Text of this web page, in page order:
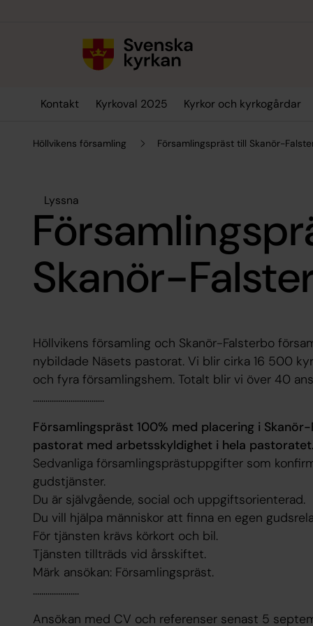
Kontakt Kyrkoval 2025 Kyrkor och kyrkogårdar
Höllvikens församling Församlingspräst till Skanör-
Lyssna
Skanör-
Höllvikens församling och Skanör-Falsterbo
nybildade Näsets pastorat. Vi blir cirka 16 500
och fyra församlingshem. Totalt blir vi över 40
..................................
Församlingspräst 100% med placering i
pastorat med arbetsskyldighet i hela pastoratet.
Sedvanliga församlingsprästuppgifter som
gudstjänster.
Du är självgående, social och uppgiftsorienterad.
Du vill hjälpa människor att finna en egen
För tjänsten krävs körkort och bil.
Tjänsten tillträds vid årsskiftet.
Märk ansökan: Församlingspräst.
......................
Ansökan med CV och referenser senast 5